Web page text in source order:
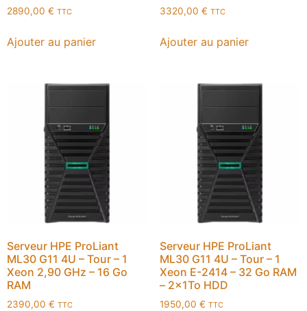
2890,00 € TTC
Ajouter au panier
3320,00 € TTC
Ajouter au panier
Serveur HPE ProLiant
ML30 G11 4U – Tour – 1
Xeon 2,90 GHz – 16 Go
RAM
2390,00 € TTC
Serveur HPE ProLiant
ML30 G11 4U – Tour – 1
Xeon E-2414 – 32 Go RAM
– 2x1To HDD
1950,00 € TTC